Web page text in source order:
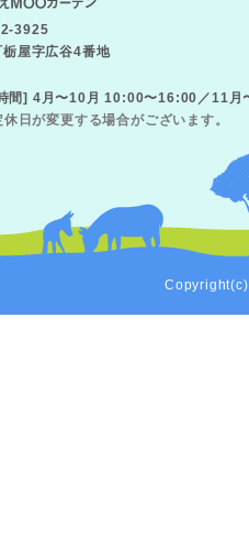
3925
屋字広谷4番地
間] 4月〜10月 10:00〜16:00／11
日が変更する場合がございます。